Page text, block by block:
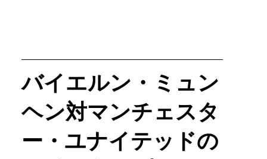
バイエルン・ミュン
ヘン対マンチェスタ
ー・ユナイテッドの